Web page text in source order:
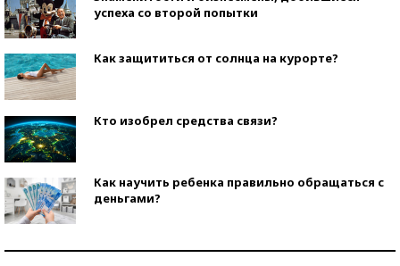
успеха со второй попытки
Как защититься от солнца на курорте?
Кто изобрел средства связи?
Как научить ребенка правильно обращаться с
деньгами?